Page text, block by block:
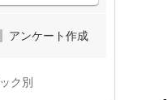
アンケート作成
ク別